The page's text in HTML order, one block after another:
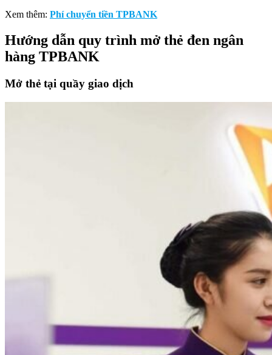
Xem thêm: Phí chuyển tiền TPBANK
Hướng dẫn quy trình mở thẻ đen ngân
hàng TPBANK
Mở thẻ tại quầy giao dịch